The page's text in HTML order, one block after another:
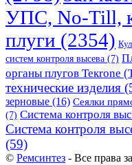
УПС, No-Till,
плуги (2354)
систем контроля высева (7)
органы плугов Текrоne
технические изделия
зерновые (16) Сеялки
(7) Система контроля
Система контроля
(59)
© Ремсинтез - Все права